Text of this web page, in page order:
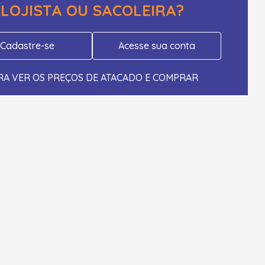
LOJISTA OU SACOLEIRA?
Cadastre-se Acesse sua conta
VER OS PREÇOS DE ATACADO E COMPRAR